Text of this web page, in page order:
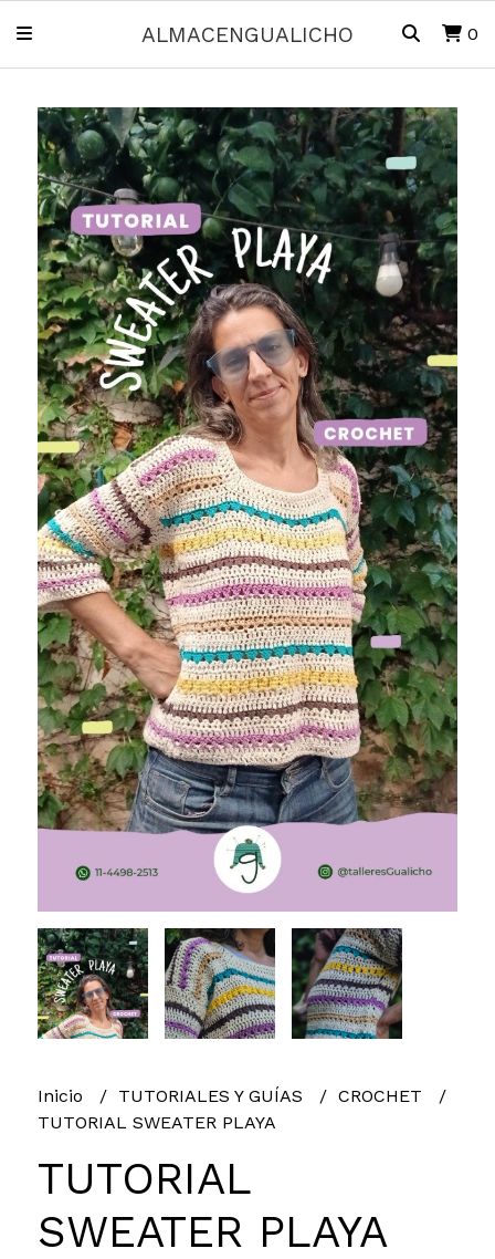
ALMACENGUALICHO 0
Inicio TUTORIALES Y GUÍAS
CROCHET
TUTORIAL SWEATER PLAYA
TUTORIAL
SWEATER PLAYA